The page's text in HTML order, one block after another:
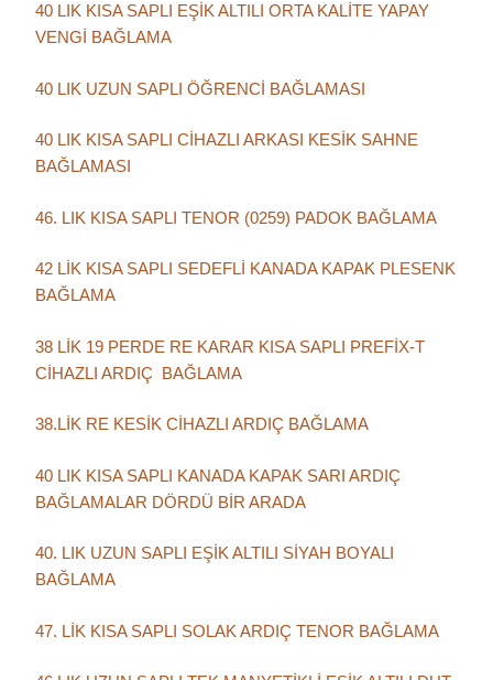
40 LIK KISA SAPLI EŞİK ALTILI ORTA KALİTE YAPAY
VENGİ BAĞLAMA
40 LIK UZUN SAPLI ÖĞRENCİ BAĞLAMASI
40 LIK KISA SAPLI CİHAZLI ARKASI KESİK SAHNE
BAĞLAMASI
46. LIK KISA SAPLI TENOR (0259) PADOK BAĞLAMA
42 LİK KISA SAPLI SEDEFLİ KANADA KAPAK PLESENK
BAĞLAMA
38 LİK 19 PERDE RE KARAR KISA SAPLI PREFİX-T
CİHAZLI ARDIÇ BAĞLAMA
38.LİK RE KESİK CİHAZLI ARDIÇ BAĞLAMA
40 LIK KISA SAPLI KANADA KAPAK SARI ARDIÇ
BAĞLAMALAR DÖRDÜ BİR ARADA
40. LIK UZUN SAPLI EŞİK ALTILI SİYAH BOYALI
BAĞLAMA
47. LİK KISA SAPLI SOLAK ARDIÇ TENOR BAĞLAMA